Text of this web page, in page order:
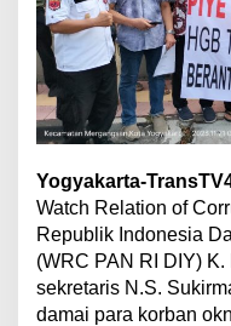
Yogyakarta-
Watch Relation of
Republik Indonesia
(WRC PAN RI DIY)
sekretaris N.S.
damai para korban